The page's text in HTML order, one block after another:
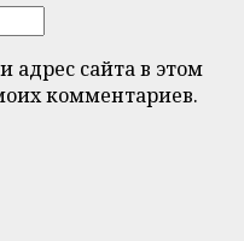
адрес сайта в этом
комментариев.